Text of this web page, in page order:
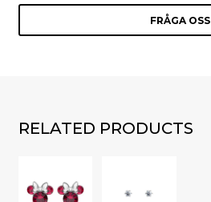
FRÅGA OSS
RELATED PRODUCTS